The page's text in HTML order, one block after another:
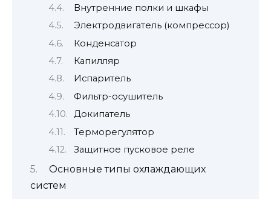
Внутренние полки и шкафы
Электродвигатель (компрессор)
Конденсатор
Капилляр
Испаритель
Фильтр-осушитель
Докипатель
Терморегулятор
Защитное пусковое реле
Основные типы охлаждающих
систем